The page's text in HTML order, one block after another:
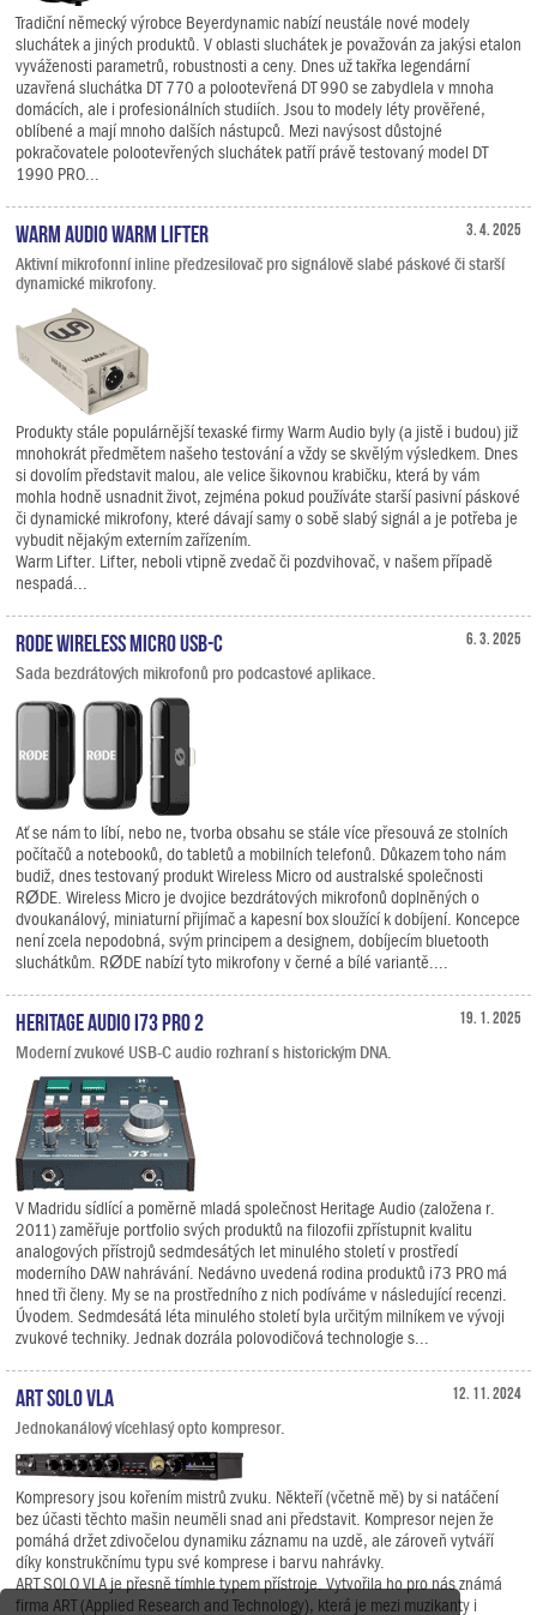
Tradiční německý výrobce Beyerdynamic nabízí neustále nové modely
sluchátek a jiných produktů. V oblasti sluchátek je považován za jakýsi etalon
vyváženosti parametrů, robustnosti a ceny. Dnes už takřka legendární
uzavřená sluchátka DT 770 a polootevřená DT 990 se zabydlela v mnoha
domácích, ale i profesionálních studiích. Jsou to modely léty prověřené,
oblíbené a mají mnoho dalších nástupců. Mezi navýsost důstojné
pokračovatele polootevřených sluchátek patří právě testovaný model DT
1990 PRO...
3. 4. 2025
Warm Audio Warm Lifter
Aktivní mikrofonní inline předzesilovač pro signálově slabé páskové či starší
dynamické mikrofony.
Produkty stále populárnější texaské firmy Warm Audio byly (a jistě i budou) již
mnohokrát předmětem našeho testování a vždy se skvělým výsledkem. Dnes
si dovolím představit malou, ale velice šikovnou krabičku, která by vám
mohla hodně usnadnit život, zejména pokud používáte starší pasivní páskové
či dynamické mikrofony, které dávají samy o sobě slabý signál a je potřeba je
vybudit nějakým externím zařízením.
Warm Lifter. Lifter, neboli vtipně zvedač či pozdvihovač, v našem případě
nespadá...
6. 3. 2025
RODE Wireless Micro USB-C
Sada bezdrátových mikrofonů pro podcastové aplikace.
Ať se nám to líbí, nebo ne, tvorba obsahu se stále více přesouvá ze stolních
počítačů a notebooků, do tabletů a mobilních telefonů. Důkazem toho nám
budiž, dnes testovaný produkt Wireless Micro od australské společnosti
RØDE. Wireless Micro je dvojice bezdrátových mikrofonů doplněných o
dvoukanálový, miniaturní přijímač a kapesní box sloužící k dobíjení. Koncepce
není zcela nepodobná, svým principem a designem, dobíjecím bluetooth
sluchátkům. RØDE nabízí tyto mikrofony v černé a bílé variantě....
19. 1. 2025
Heritage Audio i73 PRO 2
Moderní zvukové USB-C audio rozhraní s historickým DNA.
V Madridu sídlící a poměrně mladá společnost Heritage Audio (založena r.
2011) zaměřuje portfolio svých produktů na filozofii zpřístupnit kvalitu
analogových přístrojů sedmdesátých let minulého století v prostředí
moderního DAW nahrávání. Nedávno uvedená rodina produktů i73 PRO má
hned tři členy. My se na prostředního z nich podíváme v následující recenzi.
Úvodem. Sedmdesátá léta minulého století byla určitým milníkem ve vývoji
zvukové techniky. Jednak dozrála polovodičová technologie s...
12. 11. 2024
ART SOLO VLA
Jednokanálový vícehlasý opto kompresor.
Kompresory jsou kořením mistrů zvuku. Někteří (včetně mě) by si natáčení
bez účasti těchto mašin neuměli snad ani představit. Kompresor nejen že
pomáhá držet zdivočelou dynamiku záznamu na uzdě, ale zároveň vytváří
díky konstrukčnímu typu své komprese i barvu nahrávky.
ART SOLO VLA je přesně tímhle typem přístroje. Vytvořila ho pro nás známá
firma ART (Applied Research and Technology), která je mezi muzikanty i